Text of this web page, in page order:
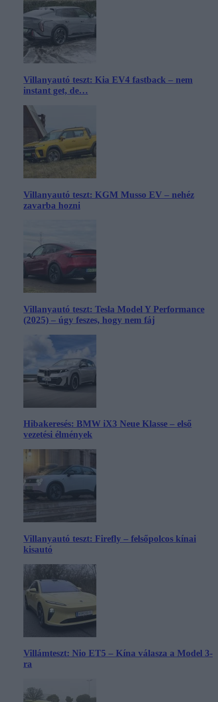
Villanyautó teszt: Kia EV4 fastback – nem
instant get, de…
Villanyautó teszt: KGM Musso EV – nehéz
zavarba hozni
Villanyautó teszt: Tesla Model Y Performance
(2025) – úgy feszes, hogy nem fáj
Hibakeresés: BMW iX3 Neue Klasse – első
vezetési élmények
Villanyautó teszt: Firefly – felsőpolcos kínai
kisautó
Villámteszt: Nio ET5 – Kína válasza a Model 3-
ra